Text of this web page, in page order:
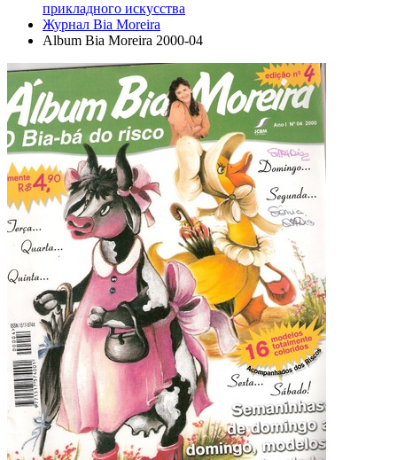
прикладного искусства
Журнал Bia Moreira
Album Bia Moreira 2000-04